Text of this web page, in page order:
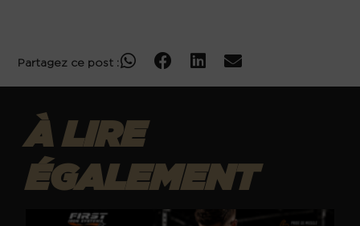
Partagez ce post :
À LIRE
ÉGALEMENT